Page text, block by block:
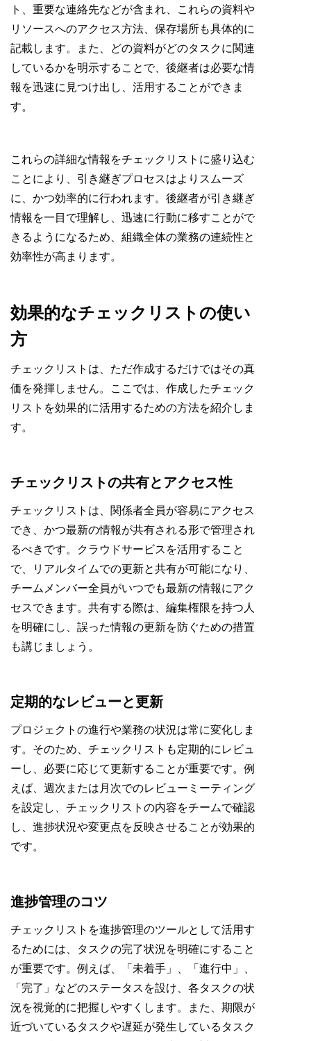
ト、重要な連絡先などが含まれ、これらの資料や
リソースへのアクセス方法、保存場所も具体的に
記載します。また、どの資料がどのタスクに関連
しているかを明示することで、後継者は必要な情
報を迅速に見つけ出し、活用することができま
す。
これらの詳細な情報をチェックリストに盛り込む
ことにより、引き継ぎプロセスはよりスムーズ
に、かつ効率的に行われます。後継者が引き継ぎ
情報を一目で理解し、迅速に行動に移すことがで
きるようになるため、組織全体の業務の連続性と
効率性が高まります。
効果的なチェックリストの使い
方
チェックリストは、ただ作成するだけではその真
価を発揮しません。ここでは、作成したチェック
リストを効果的に活用するための方法を紹介しま
す。
チェックリストの共有とアクセス性
チェックリストは、関係者全員が容易にアクセス
でき、かつ最新の情報が共有される形で管理され
るべきです。クラウドサービスを活用すること
で、リアルタイムでの更新と共有が可能になり、
チームメンバー全員がいつでも最新の情報にアク
セスできます。共有する際は、編集権限を持つ人
を明確にし、誤った情報の更新を防ぐための措置
も講じましょう。
定期的なレビューと更新
プロジェクトの進行や業務の状況は常に変化しま
す。そのため、チェックリストも定期的にレビュ
ーし、必要に応じて更新することが重要です。例
えば、週次または月次でのレビューミーティング
を設定し、チェックリストの内容をチームで確認
し、進捗状況や変更点を反映させることが効果的
です。
進捗管理のコツ
チェックリストを進捗管理のツールとして活用す
るためには、タスクの完了状況を明確にすること
が重要です。例えば、「未着手」、「進行中」、
「完了」などのステータスを設け、各タスクの状
況を視覚的に把握しやすくします。また、期限が
近づいているタスクや遅延が発生しているタスク